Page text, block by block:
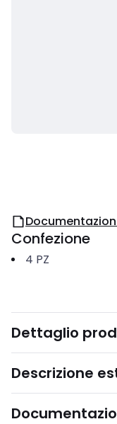
Confezione
4 PZ
Dettaglio
Descrizione